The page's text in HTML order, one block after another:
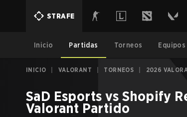
STRAFE
Inicio Partidas Torneos Equipos
INICIO VALORANT TORNEOS 2026
SaD Esports vs Shopify
Valorant Partido